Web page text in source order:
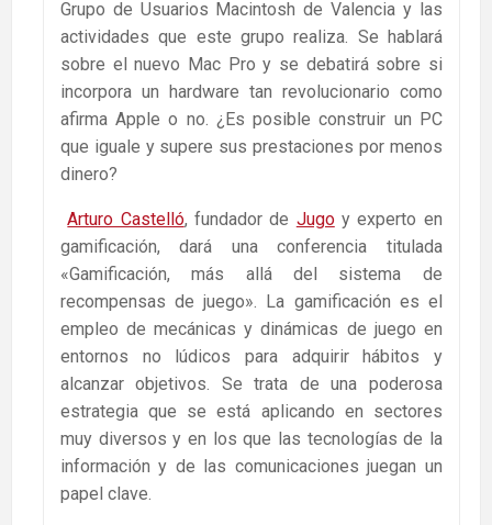
Grupo de Usuarios Macintosh de Valencia y las
actividades que este grupo realiza. Se hablará
sobre el nuevo Mac Pro y se debatirá sobre si
incorpora un hardware tan revolucionario como
afirma Apple o no. ¿Es posible construir un PC
que iguale y supere sus prestaciones por menos
dinero?
Arturo Castelló, fundador de Jugoy experto en
gamificación, dará una conferencia titulada
«Gamificación, más allá del sistema de
recompensas de juego». La gamificación es el
empleo de mecánicas y dinámicas de juego en
entornos no lúdicos para adquirir hábitos y
alcanzar objetivos. Se trata de una poderosa
estrategia que se está aplicando en sectores
muy diversos y en los que las tecnologías de la
información y de las comunicaciones juegan un
papel clave.